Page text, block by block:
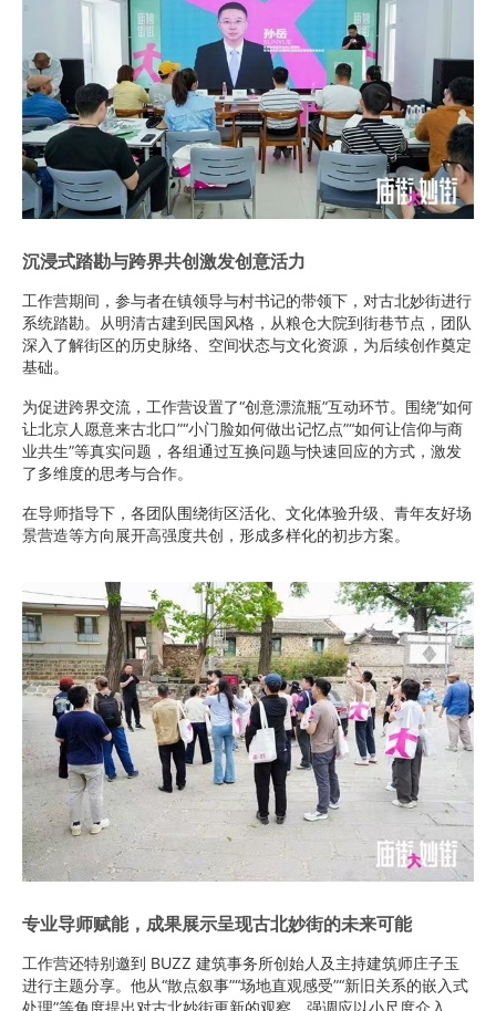
沉浸式踏勘与跨界共创激发创意活力
工作营期间，参与者在镇领导与村书记的带领下，对古北妙街进行
系统踏勘。从明清古建到民国风格，从粮仓大院到街巷节点，团队
深入了解街区的历史脉络、空间状态与文化资源，为后续创作奠定
基础。
为促进跨界交流，工作营设置了“创意漂流瓶”互动环节。围绕“如何
让北京人愿意来古北口”“小门脸如何做出记忆点”“如何让信仰与商
业共生”等真实问题，各组通过互换问题与快速回应的方式，激发
了多维度的思考与合作。
在导师指导下，各团队围绕街区活化、文化体验升级、青年友好场
景营造等方向展开高强度共创，形成多样化的初步方案。
专业导师赋能，成果展示呈现古北妙街的未来可能
工作营还特别邀到 BUZZ 建筑事务所创始人及主持建筑师庄子玉
进行主题分享。他从“散点叙事”“场地直观感受”“新旧关系的嵌入式
处理”等角度提出对古北妙街更新的观察，强调应以小尺度介入、